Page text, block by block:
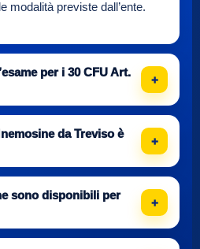
modalità previste dall’ente.
per i 30 CFU Art.
da Treviso è
sono disponibili per